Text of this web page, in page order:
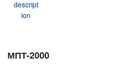
МПТ-2000